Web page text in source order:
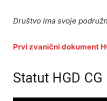
Društvo ima svoje
Prvi zvanični dokument
Statut HGD CG